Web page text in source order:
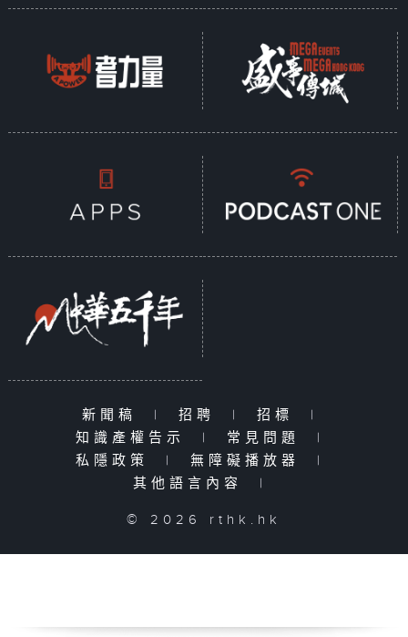
新聞稿 | 招聘 | 招標
|
知識產權告示
| 常見問題
|
私隱政策
| 無障礙播放器
|
其他語言內容
|
© 2026 rthk.hk